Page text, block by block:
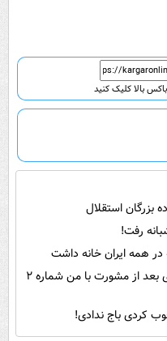
بالا کلیک کنید
بزرگان استقلال
رفت!
در همه ایران خانه داشت
روزنامه گل| امیرحسین صادقی: نادری بعد از مشورت با من شماره ۲
کردی باج ندادی!